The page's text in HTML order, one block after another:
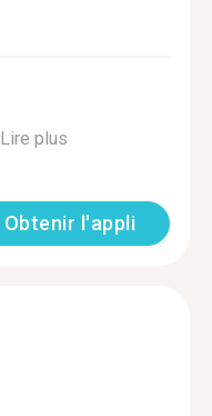
Lire plus
Obtenir l'appli